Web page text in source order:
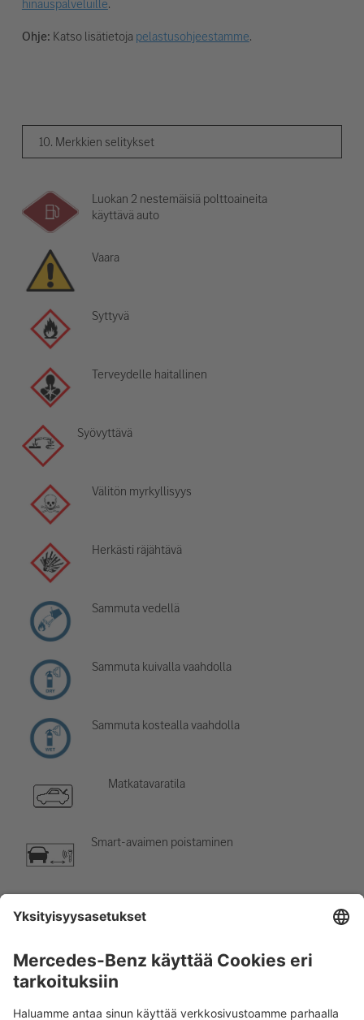
hinauspalveluille.
Ohje: Katso lisätietojapelastusohjeestamme.
10. Merkkien selitykset
Luokan 2 nestemäisiä polttoaineita
käyttävä auto
Vaara
Syttyvä
Terveydelle haitallinen
Syövyttävä
Välitön myrkyllisyys
Herkästi räjähtävä
Sammuta vedellä
Sammuta kuivalla vaahdolla
Sammuta kostealla vaahdolla
Matkatavaratila
Smart-avaimen poistaminen
Ilmastointilaite
Vaara, alhainen lämpötila